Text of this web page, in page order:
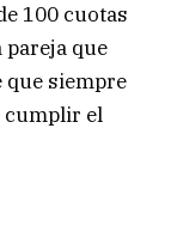
100 cuotas
pareja que
que siempre
cumplir el